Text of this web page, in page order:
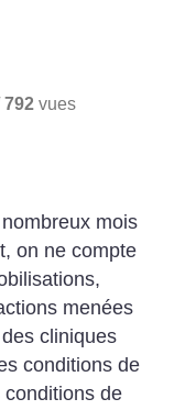
792 vues
mois
on ne compte
menées
cliniques
conditions de
de